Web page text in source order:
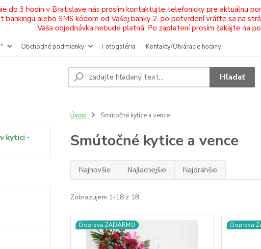
do 3 hodín v Bratislave nás prosím kontaktujte telefonicky pre aktuálnu
alebo SMS kódom od Vašej banky 2. po potvrdení vráťte sa na
Vaša objednávka nebude platná. Po zaplatení prosím čakajte na
Obchodné podmienky Fotogaléria Kontakty/Otváracie hodiny
Hľadať
kytici -
Úvod Smútočné kytice a vence
Smútočné kytice a vence
Najnovšie Najlacnejšie Najdrahšie
Zobrazujem 1-18 z 18
Doprava ZADARMO Doprava